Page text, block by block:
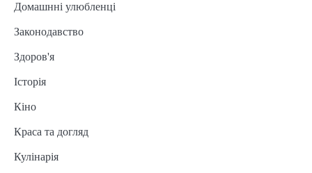
Домашнні улюбленці
Законодавство
Здоров'я
Історія
Кіно
Краса та догляд
Кулінарія